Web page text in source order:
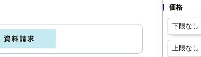
価格